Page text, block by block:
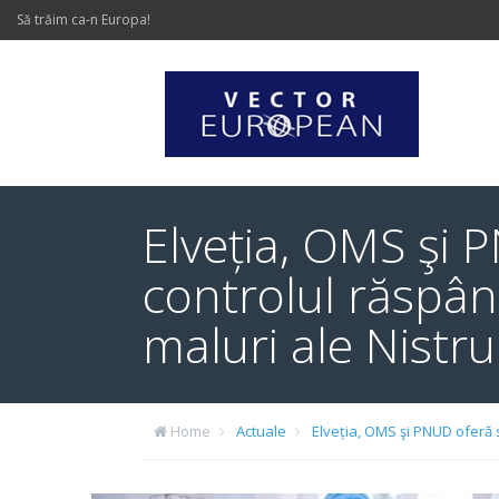
Să trăim ca-n Europa!
Elveția, OMS şi
controlul
maluri ale
Home Actuale Elveția, OMS şi PNUD